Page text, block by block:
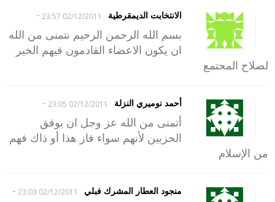
الانتخابت الديمقرطية 02/12/2011 23:57
-
بسم الله الرحمن الرحيم نتمنى من الله
ان يكون الاعضاء القادمون فيهم الخير
لصلاح المحتمع
أحمد نوميري النزلة 02/12/2011 23:05
-
أتمنى من الله عز وجل ان يوفق
الحزبين لأنهم سواء فاز هذا أو ذاك فهم
من الإسلام
منجود العطار المشرك فبلي 02/12/2011 23:03
-